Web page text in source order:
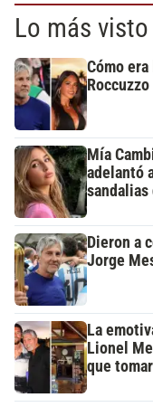
Lo más visto
Cómo
Mía
adelantó
Dieron a
Jorge
La
Lionel
que